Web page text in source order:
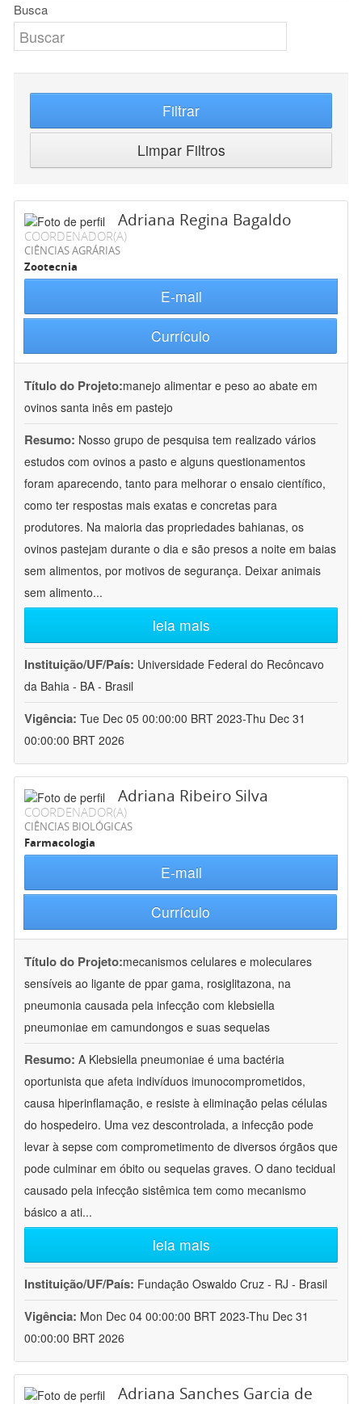
Busca
Filtrar
Limpar Filtros
Adriana Regina Bagaldo
COORDENADOR(A)
CIÊNCIAS AGRÁRIAS
Zootecnia
E-mail
Currículo
Título do Projeto:manejo alimentar e peso ao abate em
ovinos santa inês em pastejo
Resumo: Nosso grupo de pesquisa tem realizado vários
estudos com ovinos a pasto e alguns questionamentos
foram aparecendo, tanto para melhorar o ensaio científico,
como ter respostas mais exatas e concretas para
produtores. Na maioria das propriedades bahianas, os
ovinos pastejam durante o dia e são presos a noite em baias
sem alimentos, por motivos de segurança. Deixar animais
sem alimento...
leia mais
Instituição/UF/País: Universidade Federal do Recôncavo
da Bahia - BA - Brasil
Vigência: Tue Dec 05 00:00:00 BRT 2023-Thu Dec 31
00:00:00 BRT 2026
Adriana Ribeiro Silva
COORDENADOR(A)
CIÊNCIAS BIOLÓGICAS
Farmacologia
E-mail
Currículo
Título do Projeto:mecanismos celulares e moleculares
sensíveis ao ligante de ppar gama, rosiglitazona, na
pneumonia causada pela infecção com klebsiella
pneumoniae em camundongos e suas sequelas
Resumo: A Klebsiella pneumoniae é uma bactéria
oportunista que afeta indivíduos imunocomprometidos,
causa hiperinflamação, e resiste à eliminação pelas células
do hospedeiro. Uma vez descontrolada, a infecção pode
levar à sepse com comprometimento de diversos órgãos que
pode culminar em óbito ou sequelas graves. O dano tecidual
causado pela infecção sistêmica tem como mecanismo
básico a ati...
leia mais
Instituição/UF/País: Fundação Oswaldo Cruz - RJ - Brasil
Vigência: Mon Dec 04 00:00:00 BRT 2023-Thu Dec 31
00:00:00 BRT 2026
Adriana Sanches Garcia de